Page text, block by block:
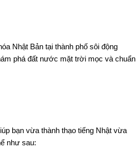
Nhật Bản tại thành phố sôi động
phá đất nước mặt trời mọc và chuẩn
bạn vừa thành thạo tiếng Nhật vừa
như sau: